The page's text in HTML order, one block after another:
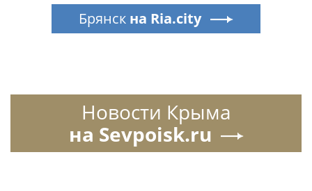
Брянск на Ria.city
Новости Крыма
на Sevpoisk.ru